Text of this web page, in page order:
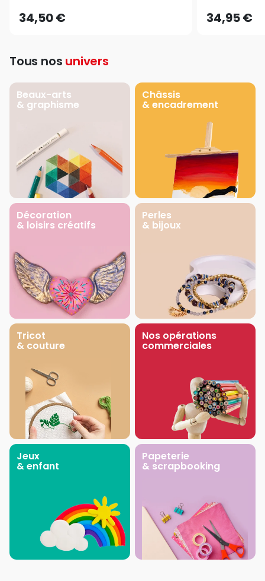
34,50 € 34,95 €
Tous nos univers
Beaux-arts
& graphisme
Châssis
& encadrement
Décoration
& loisirs créatifs
Perles
& bijoux
Tricot
& couture
Nos opérations
commerciales
Jeux
& enfant
Papeterie
& scrapbooking